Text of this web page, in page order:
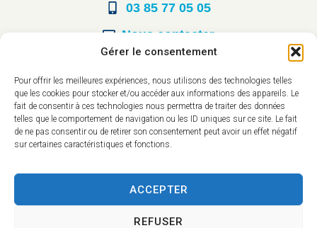
Gérer le consentement
Pour offrir les meilleures expériences, nous utilisons des technologies telles
que les cookies pour stocker et/ou accéder aux informations des appareils. Le
fait de consentir à ces technologies nous permettra de traiter des données
telles que le comportement de navigation ou les ID uniques sur ce site. Le fait
de ne pas consentir ou de retirer son consentement peut avoir un effet négatif
sur certaines caractéristiques et fonctions.
ACCEPTER
REFUSER
03 85 77 05 05
Nous contacter
Du lundi au vendredi :
8h30 à 12h00